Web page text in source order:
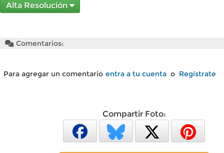
Alta Resolución
Comentarios:
Para agregar un comentario entra a tu cuenta o Regístrate
Compartir Foto: